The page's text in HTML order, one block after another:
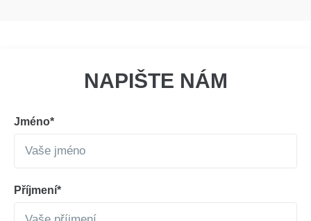
NAPIŠTE NÁM
Jméno*
Příjmení*